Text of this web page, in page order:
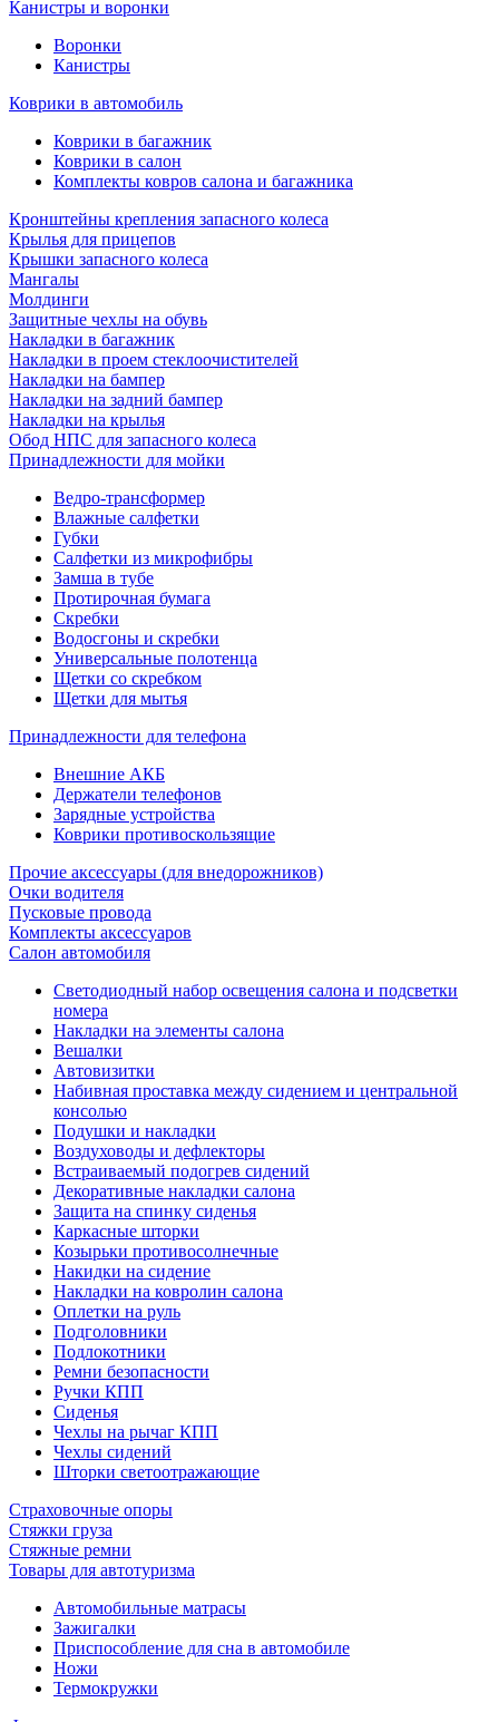
Канистры и воронки
Воронки
Канистры
Коврики в автомобиль
Коврики в багажник
Коврики в салон
Комплекты ковров салона и багажника
Кронштейны крепления запасного колеса
Крылья для прицепов
Крышки запасного колеса
Мангалы
Молдинги
Защитные чехлы на обувь
Накладки в багажник
Накладки в проем стеклоочистителей
Накладки на бампер
Накладки на задний бампер
Накладки на крылья
Обод НПС для запасного колеса
Принадлежности для мойки
Ведро-трансформер
Влажные салфетки
Губки
Салфетки из микрофибры
Замша в тубе
Протирочная бумага
Скребки
Водосгоны и скребки
Универсальные полотенца
Щетки со скребком
Щетки для мытья
Принадлежности для телефона
Внешние АКБ
Держатели телефонов
Зарядные устройства
Коврики противоскользящие
Прочие аксессуары (для внедорожников)
Очки водителя
Пусковые провода
Комплекты аксессуаров
Салон автомобиля
Светодиодный набор освещения салона и подсветки
номера
Накладки на элементы салона
Вешалки
Автовизитки
Набивная проставка между сидением и центральной
консолью
Подушки и накладки
Воздуховоды и дефлекторы
Встраиваемый подогрев сидений
Декоративные накладки салона
Защита на спинку сиденья
Каркасные шторки
Козырьки противосолнечные
Накидки на сидение
Накладки на ковролин салона
Оплетки на руль
Подголовники
Подлокотники
Ремни безопасности
Ручки КПП
Сиденья
Чехлы на рычаг КПП
Чехлы сидений
Шторки светоотражающие
Страховочные опоры
Стяжки груза
Стяжные ремни
Товары для автотуризма
Автомобильные матрасы
Зажигалки
Приспособление для сна в автомобиле
Ножи
Термокружки